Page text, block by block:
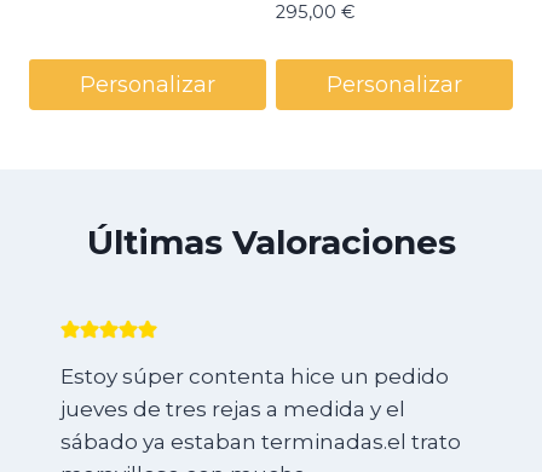
Personalizar
295,00 €
Personalizar
Últimas Valoraciones
un pedido
y el
trato
Necesitaba tres armarios
una cajonera para la tele
ninguna carpintería en